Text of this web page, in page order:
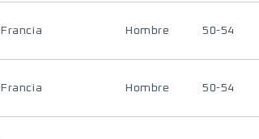
Francia Hombre 50-54
Francia Hombre 50-54